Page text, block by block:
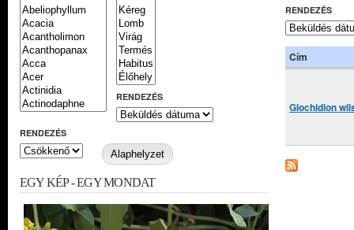
RENDEZÉS
Cím
Glochidion
RENDEZÉS
RENDEZÉS
EGY KÉP - EGY MONDAT